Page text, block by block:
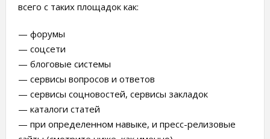
всего с таких площадок как:
— форумы
— соцсети
— блоговые системы
— сервисы вопросов и ответов
— сервисы соцновостей, сервисы закладок
— каталоги статей
— при определенном навыке, и пресс-релизовые